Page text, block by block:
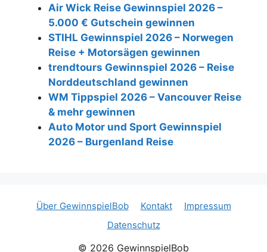
Air Wick Reise Gewinnspiel 2026 –
5.000 € Gutschein gewinnen
STIHL Gewinnspiel 2026 – Norwegen
Reise + Motorsägen gewinnen
trendtours Gewinnspiel 2026 – Reise
Norddeutschland gewinnen
WM Tippspiel 2026 – Vancouver Reise
& mehr gewinnen
Auto Motor und Sport Gewinnspiel
2026 – Burgenland Reise
Über GewinnspielBob Kontakt
Impressum
Datenschutz
© 2026 GewinnspielBob